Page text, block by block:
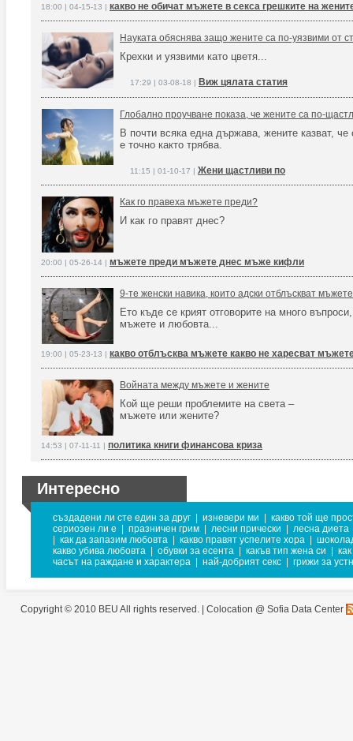
18:00 | 04-15-13 | какво не обичат мъжете в секса грешките на
Науката обяснява защо жените са по-уязвими от
Крехки и уязвими като цветя...
17:29 | 03-08-18 | Виж цялата статия
Глобално проучване показа, че жените са по-
В почти всяка една държава, жените казват,
е точно както трябва.
11:15 | 01-10-17 | Жени щастливи по
Как го правеха мъжете преди?
И как го правят днес?
20:00 | 05-26-14 | мъжете преди мъжете днес мъже кифли
9-те женски навика, които адски отблъскват мъжете
Ето къде се крият отговорите на много
мъжете и любовта...
19:00 | 05-23-13 | какво отблъсква мъжете какво не харесват
Войната между мъжете и жените
Кой ще реши проблемите на света –
мъжете или жените?
14:53 | 07-11-11 | политика книги финансова криза
Интересно
създадени ли сте един за друг изневери ми
какво той ще
сериозен ли е
празничен грим лесни прически
лесна диета
как да запазим любовта какво правят успелите хора
какво убива любовта
обувки за есента какъв тип жена си
часът на раждане и характера
най-добрият секс грижи за
Copyright © 2010 BEU All rights reserved. | Colocation @ Sofia Data Center